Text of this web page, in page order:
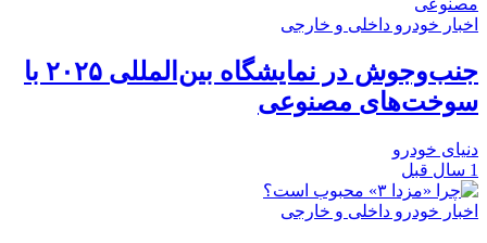
اخبار خودرو داخلی و خارجی
جنب‌وجوش در نمایشگاه بین‌المللی ۲۰۲۵ با
سوخت‌های مصنوعی
دنیای خودرو
1 سال قبل
اخبار خودرو داخلی و خارجی